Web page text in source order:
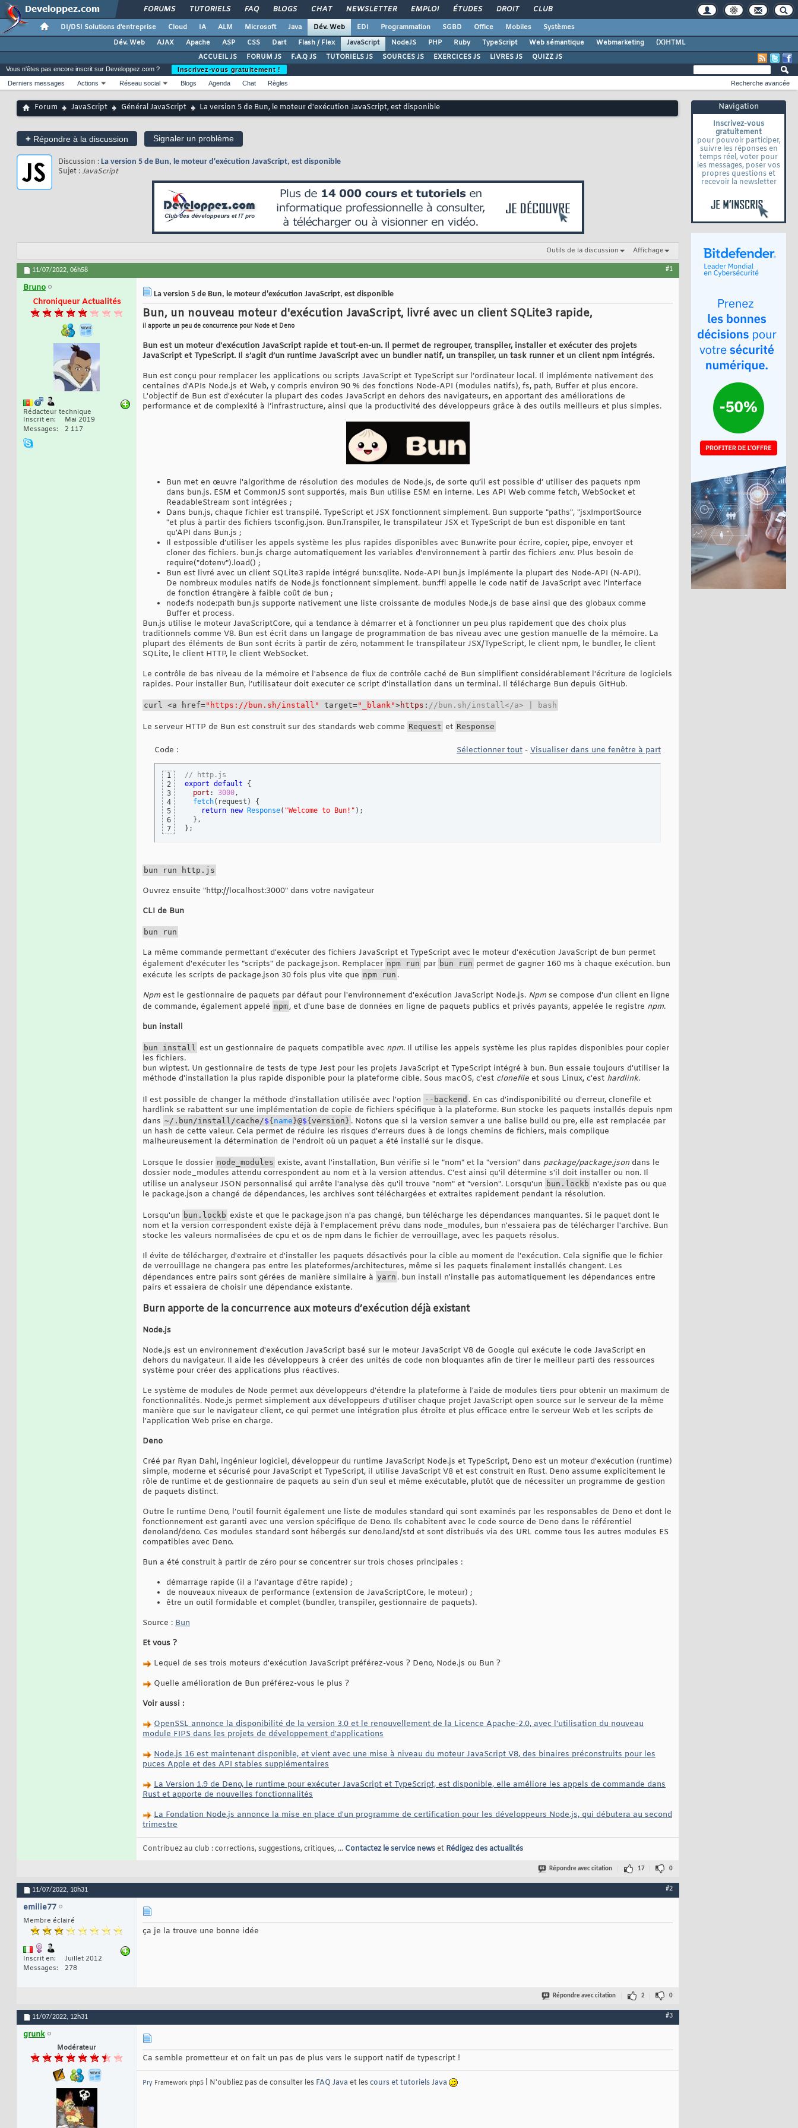
FORUMS TUTORIELS FAQ BLOGS CHAT NEWSLETTER EMPLOI ÉTUDES DROIT CLUB
DI/DSI Solutions d'entreprise Cloud IA ALM Microsoft Java Dév. Web EDI Programmation SGBD Office Mobiles
Systèmes
Dév. Web
AJAX Apache ASP CSS Dart Flash / Flex JavaScript NodeJS PHP Ruby TypeScript Web sémantique Webmarketing
(X)HTML
ACCUEIL JS
FORUM JS F.A.Q JS TUTORIELS JS SOURCES JS EXERCICES JS LIVRES JS QUIZZ JS
Navigation
Inscrivez-vous
gratuitement
pour pouvoir participer,
suivre les réponses en
temps réel, voter pour
les messages, poser vos
propres questions et
recevoir la newsletter
Vous n'êtes pas encore inscrit sur Developpez.com ?
Inscrivez-vous gratuitement !
Derniers messages
Actions Réseau social Blogs Agenda Chat Règles Recherche avancée
Forum JavaScript Général JavaScript La version 5 de Bun, le moteur d'exécution JavaScript, est disponible
+ Répondre à la discussion Signaler un problème
Discussion : La version 5 de Bun, le moteur d'exécution JavaScript, est disponible
Sujet :JavaScript
Outils de la discussion Affichage
11/07/2022, 06h58 #1
Bruno
Chroniqueur Actualités
Rédacteur technique
Inscrit en
Mai 2019
Messages
2 117
La version 5 de Bun, le moteur d'exécution JavaScript, est disponible
Bun, un nouveau moteur d'exécution JavaScript, livré avec un client SQLite3 rapide,
il apporte un peu de concurrence pour Node et Deno
Bun est un moteur d'exécution JavaScript rapide et tout-en-un. Il permet de regrouper, transpiler, installer et exécuter des projets
JavaScript et TypeScript. Il s’agit d’un runtime JavaScript avec un bundler natif, un transpiler, un task runner et un client npm intégrés.
Bun est conçu pour remplacer les applications ou scripts JavaScript et TypeScript sur l’ordinateur local. Il implémente nativement des
centaines d'APIs Node.js et Web, y compris environ 90 % des fonctions Node-API (modules natifs), fs, path, Buffer et plus encore.
L'objectif de Bun est d'exécuter la plupart des codes JavaScript en dehors des navigateurs, en apportant des améliorations de
performance et de complexité à l’infrastructure, ainsi que la productivité des développeurs grâce à des outils meilleurs et plus simples.
Bun met en œuvre l'algorithme de résolution des modules de Node.js, de sorte qu’il est possible d’ utiliser des paquets npm
dans bun.js. ESM et CommonJS sont supportés, mais Bun utilise ESM en interne. Les API Web comme fetch, WebSocket et
ReadableStream sont intégrées ;
Dans bun.js, chaque fichier est transpilé. TypeScript et JSX fonctionnent simplement. Bun supporte "paths", "jsxImportSource
"et plus à partir des fichiers tsconfig.json. Bun.Transpiler, le transpilateur JSX et TypeScript de bun est disponible en tant
qu'API dans Bun.js ;
Il estpossible d’utiliser les appels système les plus rapides disponibles avec Bun.write pour écrire, copier, pipe, envoyer et
cloner des fichiers. bun.js charge automatiquement les variables d'environnement à partir des fichiers .env. Plus besoin de
require("dotenv").load() ;
Bun est livré avec un client SQLite3 rapide intégré bun:sqlite. Node-API bun.js implémente la plupart des Node-API (N-API).
De nombreux modules natifs de Node.js fonctionnent simplement. bun:ffi appelle le code natif de JavaScript avec l'interface
de fonction étrangère à faible coût de bun ;
node:fs node:path bun.js supporte nativement une liste croissante de modules Node.js de base ainsi que des globaux comme
Buffer et process.
Bun.js utilise le moteur JavaScriptCore, qui a tendance à démarrer et à fonctionner un peu plus rapidement que des choix plus
traditionnels comme V8. Bun est écrit dans un langage de programmation de bas niveau avec une gestion manuelle de la mémoire. La
plupart des éléments de Bun sont écrits à partir de zéro, notamment le transpilateur JSX/TypeScript, le client npm, le bundler, le client
SQLite, le client HTTP, le client WebSocket.
Le contrôle de bas niveau de la mémoire et l'absence de flux de contrôle caché de Bun simplifient considérablement l'écriture de logiciels
rapides. Pour installer Bun, l’utilisateur doit executer ce script d'installation dans un terminal. Il télécharge Bun depuis GitHub.
curl <a href="https://bun.sh/install" target="_blank">https : //bun.sh/install</a> | bash
Le serveur HTTP de Bun est construit sur des standards web comme Request et Response
Code : Sélectionner tout - Visualiser dans une fenêtre à part
1
2
3
4
5
6
7
// http.js
export default
{
port : 3000,
fetch( request )
{
return new Response( "Welcome to Bun!" ) ;
}
} ;
bun run http.js
Ouvrez ensuite "http://localhost:3000" dans votre navigateur
CLI de Bun
bun run
La même commande permettant d'exécuter des fichiers JavaScript et TypeScript avec le moteur d'exécution JavaScript de bun permet
également d'exécuter les "scripts" de package.json. Remplacer npm run par bun run permet de gagner 160 ms à chaque exécution. bun
exécute les scripts de package.json 30 fois plus vite que npm run .
Npm est le gestionnaire de paquets par défaut pour l'environnement d'exécution JavaScript Node.js. Npm se compose d'un client en ligne
de commande, également appelé npm, et d'une base de données en ligne de paquets publics et privés payants, appelée le registre npm.
bun install
bun install est un gestionnaire de paquets compatible avec npm. Il utilise les appels système les plus rapides disponibles pour copier
les fichiers.
bun wiptest. Un gestionnaire de tests de type Jest pour les projets JavaScript et TypeScript intégré à bun. Bun essaie toujours d'utiliser la
méthode d'installation la plus rapide disponible pour la plateforme cible. Sous macOS, c'est clonefile et sous Linux, c'est hardlink.
Il est possible de changer la méthode d'installation utilisée avec l'option --backend . En cas d'indisponibilité ou d'erreur, clonefile et
hardlink se rabattent sur une implémentation de copie de fichiers spécifique à la plateforme. Bun stocke les paquets installés depuis npm
dans ~/.bun/install/cache/${ name }@${ version } . Notons que si la version semver a une balise build ou pre, elle est remplacée par
un hash de cette valeur. Cela permet de réduire les risques d'erreurs dues à de longs chemins de fichiers, mais complique
malheureusement la détermination de l'endroit où un paquet a été installé sur le disque.
Lorsque le dossier node_modules existe, avant l'installation, Bun vérifie si le "nom" et la "version" dans package/package.jsondans le
dossier node_modules attendu correspondent au nom et à la version attendus. C'est ainsi qu'il détermine s'il doit installer ou non. Il
utilise un analyseur JSON personnalisé qui arrête l'analyse dès qu'il trouve "nom" et "version". Lorsqu'un bun.lockb n'existe pas ou que
le package.json a changé de dépendances, les archives sont téléchargées et extraites rapidement pendant la résolution.
Lorsqu'un bun.lockb existe et que le package.json n'a pas changé, bun télécharge les dépendances manquantes. Si le paquet dont le
nom et la version correspondent existe déjà à l'emplacement prévu dans node_modules, bun n'essaiera pas de télécharger l'archive. Bun
stocke les valeurs normalisées de cpu et os de npm dans le fichier de verrouillage, avec les paquets résolus.
Il évite de télécharger, d'extraire et d'installer les paquets désactivés pour la cible au moment de l'exécution. Cela signifie que le fichier
de verrouillage ne changera pas entre les plateformes/architectures, même si les paquets finalement installés changent. Les
dépendances entre pairs sont gérées de manière similaire à yarn . bun install n'installe pas automatiquement les dépendances entre
pairs et essaiera de choisir une dépendance existante.
Burn apporte de la concurrence aux moteurs d’exécution déjà existant
Node.js
Node.js est un environnement d'exécution JavaScript basé sur le moteur JavaScript V8 de Google qui exécute le code JavaScript en
dehors du navigateur. Il aide les développeurs à créer des unités de code non bloquantes afin de tirer le meilleur parti des ressources
système pour créer des applications plus réactives.
Le système de modules de Node permet aux développeurs d'étendre la plateforme à l'aide de modules tiers pour obtenir un maximum de
fonctionnalités. Node.js permet simplement aux développeurs d'utiliser chaque projet JavaScript open source sur le serveur de la même
manière que sur le navigateur client, ce qui permet une intégration plus étroite et plus efficace entre le serveur Web et les scripts de
l'application Web prise en charge.
Deno
Créé par Ryan Dahl, ingénieur logiciel, développeur du runtime JavaScript Node.js et TypeScript, Deno est un moteur d'exécution (runtime)
simple, moderne et sécurisé pour JavaScript et TypeScript, il utilise JavaScript V8 et est construit en Rust. Deno assume explicitement le
rôle de runtime et de gestionnaire de paquets au sein d'un seul et même exécutable, plutôt que de nécessiter un programme de gestion
de paquets distinct.
Outre le runtime Deno, l’outil fournit également une liste de modules standard qui sont examinés par les responsables de Deno et dont le
fonctionnement est garanti avec une version spécifique de Deno. Ils cohabitent avec le code source de Deno dans le référentiel
denoland/deno. Ces modules standard sont hébergés sur deno.land/std et sont distribués via des URL comme tous les autres modules ES
compatibles avec Deno.
Bun a été construit à partir de zéro pour se concentrer sur trois choses principales :
démarrage rapide (il a l'avantage d'être rapide) ;
de nouveaux niveaux de performance (extension de JavaScriptCore, le moteur) ;
être un outil formidable et complet (bundler, transpiler, gestionnaire de paquets).
Source : Bun
Et vous ?
Lequel de ses trois moteurs d'exécution JavaScript préférez-vous ? Deno, Node.js ou Bun ?
Quelle amélioration de Bun préférez-vous le plus ?
Voir aussi :
OpenSSL annonce la disponibilité de la version 3.0 et le renouvellement de la Licence Apache-2.0, avec l'utilisation du nouveau
module FIPS dans les projets de développement d'applications
Node.js 16 est maintenant disponible, et vient avec une mise à niveau du moteur JavaScript V8, des binaires préconstruits pour les
puces Apple et des API stables supplémentaires
La Version 1.9 de Deno, le runtime pour exécuter JavaScript et TypeScript, est disponible, elle améliore les appels de commande dans
Rust et apporte de nouvelles fonctionnalités
La Fondation Node.js annonce la mise en place d'un programme de certification pour les développeurs Node.js, qui débutera au second
trimestre
Contribuez au club : corrections, suggestions, critiques, ... Contactez le service newset Rédigez des actualités
Répondre avec citation 17 0
11/07/2022, 10h31 #2
emilie77
Membre éclairé
Inscrit en
Juillet 2012
Messages
278
ça je la trouve une bonne idée
Répondre avec citation 2 0
11/07/2022, 12h31 #3
grunk
Modérateur
Ca semble prometteur et on fait un pas de plus vers le support natif de typescript !
Pry Framework php5 | N'oubliez pas de consulter les FAQ Java et lescours et tutoriels Java